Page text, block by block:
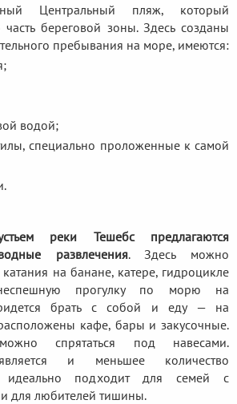
Центральный пляж, который
береговой зоны. Здесь созданы
пребывания на море, имеются:
водой;
специально проложенные к самой
реки Тешебс предлагаются
развлечения. Здесь можно
катания на банане, катере, гидроцикле
прогулку по морю на
брать с собой и еду — на
кафе, бары и закусочные.
спрятаться под навесами.
и меньшее количество
идеально подходит для семей с
для любителей тишины.